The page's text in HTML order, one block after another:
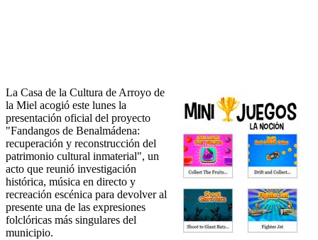
La Casa de la Cultura de Arroyo de
la Miel acogió este lunes la
presentación oficial del proyecto
"Fandangos de Benalmádena:
recuperación y reconstrucción del
patrimonio cultural inmaterial", un
acto que reunió investigación
histórica, música en directo y
recreación escénica para devolver al
presente una de las expresiones
folclóricas más singulares del
municipio.